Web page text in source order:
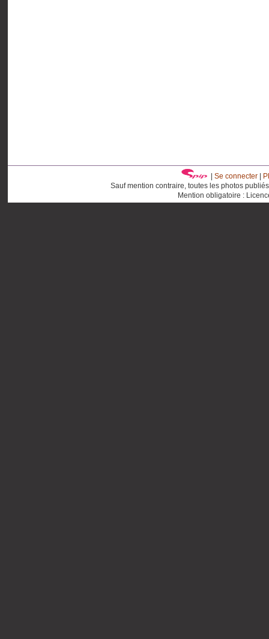
Se connecter|
Sauf mention contraire, toutes les photos
Mention obligatoire :